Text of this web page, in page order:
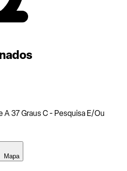
37 Graus C - Pesquisa E/Ou
Mapa